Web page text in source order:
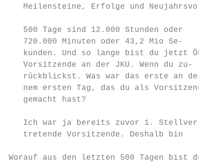
Meilensteine, Erfolge und
500 Tage sind 12.000 Stunden oder
720.000 Minuten oder 43,2 Mio Se-
kunden. Und so lange bist du jetzt ÖH
Vorsitzende an der JKU. Wenn du zu-
rückblickst. Was war das erste an dei-
nem ersten Tag, das du als Vorsitzende
gemacht hast?
Ich war ja bereits zuvor 1. Stellver-
tretende Vorsitzende. Deshalb bin
Worauf aus den letzten 500 Tagen bist du